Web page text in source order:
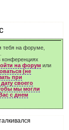
тебя на форуме,
конференциях
на форум или
(не
при
своего
мы могли
с днем